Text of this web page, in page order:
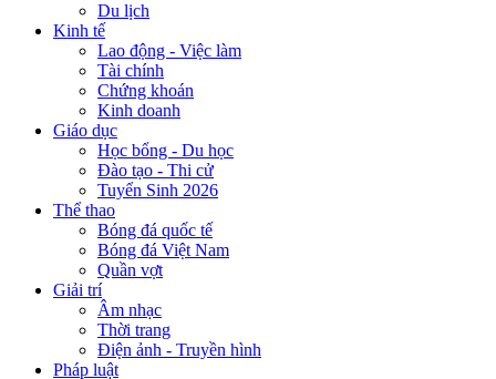
Du lịch
Kinh tế
Lao động - Việc làm
Tài chính
Chứng khoán
Kinh doanh
Giáo dục
Học bổng - Du học
Đào tạo - Thi cử
Tuyển Sinh 2026
Thể thao
Bóng đá quốc tế
Bóng đá Việt Nam
Quần vợt
Giải trí
Âm nhạc
Thời trang
Điện ảnh - Truyền hình
Pháp luật